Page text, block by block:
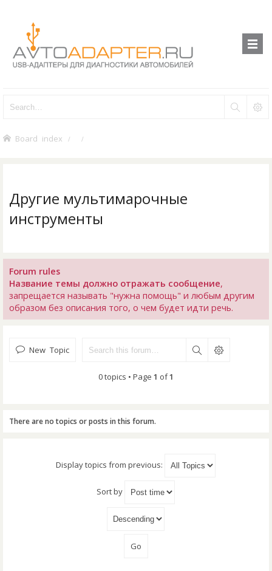
Board index
Другие мультимарочные
инструменты
Forum rules
Название темы должно отражать сообщение,
запрещается называть "нужна помощь" и любым другим
образом без описания того, о чем будет идти речь.
New Topic
0 topics • Page 1 of1
There are no topics or posts in this forum.
Display topics from previous:
Sort by